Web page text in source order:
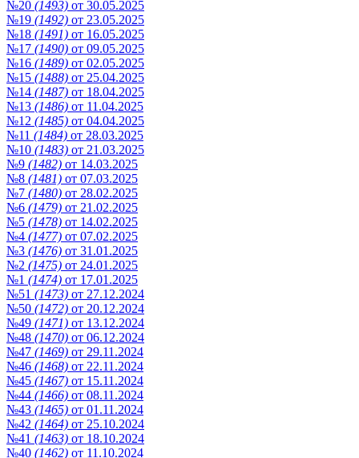
№20 (1493) от 30.05.2025
№19 (1492) от 23.05.2025
№18 (1491) от 16.05.2025
№17 (1490) от 09.05.2025
№16 (1489) от 02.05.2025
№15 (1488) от 25.04.2025
№14 (1487) от 18.04.2025
№13 (1486) от 11.04.2025
№12 (1485) от 04.04.2025
№11 (1484) от 28.03.2025
№10 (1483) от 21.03.2025
№9 (1482) от 14.03.2025
№8 (1481) от 07.03.2025
№7 (1480) от 28.02.2025
№6 (1479) от 21.02.2025
№5 (1478) от 14.02.2025
№4 (1477) от 07.02.2025
№3 (1476) от 31.01.2025
№2 (1475) от 24.01.2025
№1 (1474) от 17.01.2025
№51 (1473) от 27.12.2024
№50 (1472) от 20.12.2024
№49 (1471) от 13.12.2024
№48 (1470) от 06.12.2024
№47 (1469) от 29.11.2024
№46 (1468) от 22.11.2024
№45 (1467) от 15.11.2024
№44 (1466) от 08.11.2024
№43 (1465) от 01.11.2024
№42 (1464) от 25.10.2024
№41 (1463) от 18.10.2024
№40 (1462) от 11.10.2024